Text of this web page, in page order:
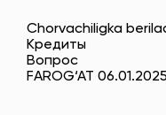
Chorvachiligka
Кредиты
Вопрос
FAROG‘AT 06.01.2025